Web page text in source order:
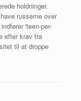
holdninger.
russerne over
'teen-per-
efter krav fra
til at droppe